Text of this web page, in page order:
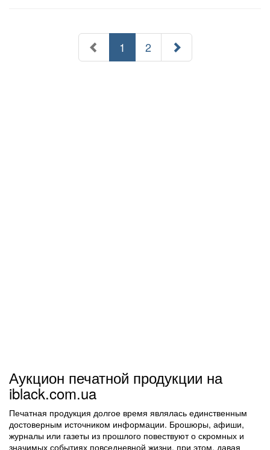
1 (текущий
)
2
Аукцион печатной продукции на
iblack.com.ua
Печатная продукция долгое время являлась единственным
достоверным источником информации. Брошюры, афиши,
журналы или газеты из прошлого повествуют о скромных и
значимых событиях повседневной жизни, при этом, давая